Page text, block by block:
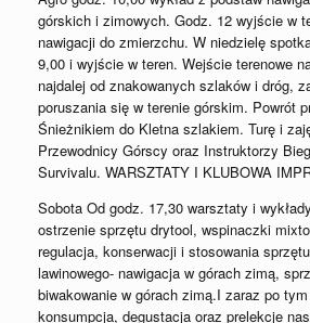
górskich i zimowych. Godz. 12 wyjście w
nawigacji do zmierzchu. W niedzielę
9,00 i wyjście w teren. Wejście terenowe
najdalej od znakowanych szlaków i dróg,
poruszania się w terenie górskim. Powrót
Śnieżnikiem do Kletna szlakiem. Turę i
Przewodnicy Górscy oraz Instruktorzy
Survivalu. WARSZTATY I KLUBOWA
Sobota Od godz. 17,30 warsztaty i
ostrzenie sprzętu drytool, wspinaczki
regulacja, konserwacji i stosowania
lawinowego- nawigacja w górach zimą,
biwakowanie w górach zimą.I zaraz po
konsumpcja, degustacja oraz prelekcje